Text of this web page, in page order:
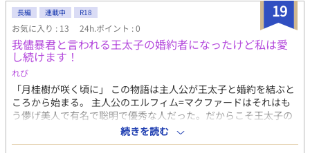
19
長編 連載中 R18
お気に入り : 13 24h.ポイント : 0
我儘暴君と言われる王太子の婚約者になったけど私は愛
し続けます！
れび
「月桂樹が咲く頃に」 この物語は主人公が王太子と婚約を結ぶと
ころから始まる。 主人公のエルフィム=マクファードはそれはも
う儚げ美人で有名で聡明で優秀な人だった。だからこそ王太子の
婚約者として“選ばれてしまった”。 我儘、暴君、王家特有の思慮
深さを産まれる時に置いてきたであろう品性の欠片もない王太
続きを読む